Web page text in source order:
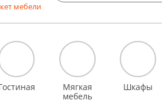
мебели
Мягкая
мебель
Шкафы